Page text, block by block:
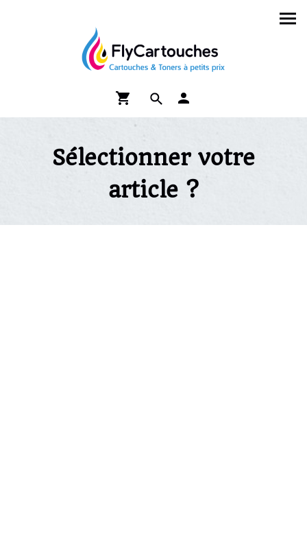
Sélectionner votre
article ?